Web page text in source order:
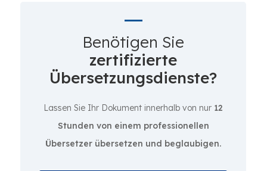
Benötigen Sie
zertifizierte
Übersetzungsdienste?
Lassen Sie Ihr Dokument innerhalb von nur 12
Stunden von einem professionellen
Übersetzer übersetzen und beglaubigen.